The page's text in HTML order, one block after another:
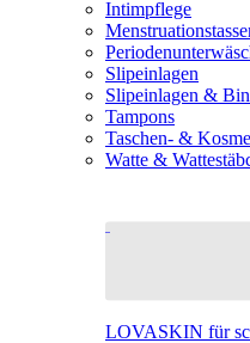
Intimpflege
Slipeinlagen
Slipeinlagen &
Tampons
Taschen- &
Watte &
LOVASKIN für